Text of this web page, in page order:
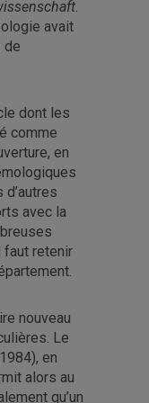
.
avait
de
dont les
comme
en
avec la
faut retenir
nouveau
Le
en
alors au
qu’un